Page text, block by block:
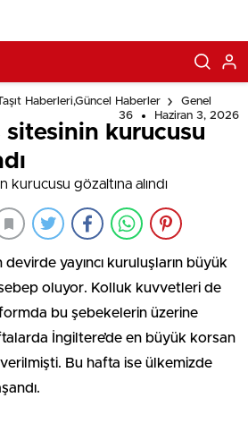
Haberleri,Güncel Haberler
Genel
36
Haziran 3, 2026
kurucusu
devirde yayıncı kuruluşların büyük
oluyor. Kolluk kuvvetleri de
bu şebekelerin üzerine
İngiltere’de en büyük korsan
Bu hafta ise ülkemizde